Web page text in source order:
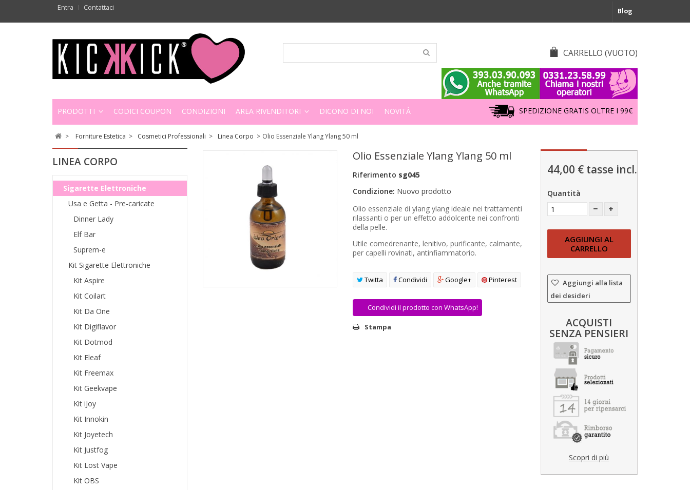
Entra Contattaci Blog
CARRELLO (VUOTO)
PRODOTTI CODICI COUPON CONDIZIONI AREA RIVENDITORI DICONO DI NOI NOVITÀ SPEDIZIONE GRATIS OLTRE I 99€
> Forniture Estetica > Cosmetici Professionali > Linea Corpo > Olio Essenziale Ylang Ylang 50 ml
LINEA CORPO
Sigarette Elettroniche
Usa e Getta - Pre-caricate
Dinner Lady
Elf Bar
Suprem-e
Kit Sigarette Elettroniche
Kit Aspire
Kit Coilart
Kit Da One
Kit Digiflavor
Kit Dotmod
Kit Eleaf
Kit Freemax
Kit Geekvape
Kit iJoy
Kit Innokin
Kit Joyetech
Kit Justfog
Kit Lost Vape
Kit OBS
Olio Essenziale Ylang Ylang 50 ml
Riferimento sg045
Condizione: Nuovo prodotto
Olio essenziale di ylang ylang ideale nei trattamenti
rilassanti o per un effetto addolcente nei confronti
della pelle.
Utile comedrenante, lenitivo, purificante, calmante,
per capelli rovinati, antinfiammatorio.
Twitta Condividi Google+ Pinterest
Condividi il prodotto con WhatsApp!
Stampa
44,00 €tasse incl.
Quantità
AGGIUNGI AL
CARRELLO
Aggiungi alla lista
dei desideri
ACQUISTI
SENZA PENSIERI
Scopri di più